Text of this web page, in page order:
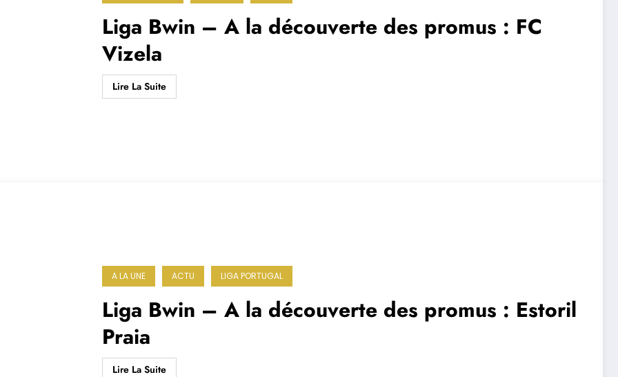
Liga Bwin – A la découverte des promus : FC
Vizela
Lire La Suite
A LA UNE ACTU LIGA PORTUGAL
Liga Bwin – A la découverte des promus : Estoril
Praia
Lire La Suite